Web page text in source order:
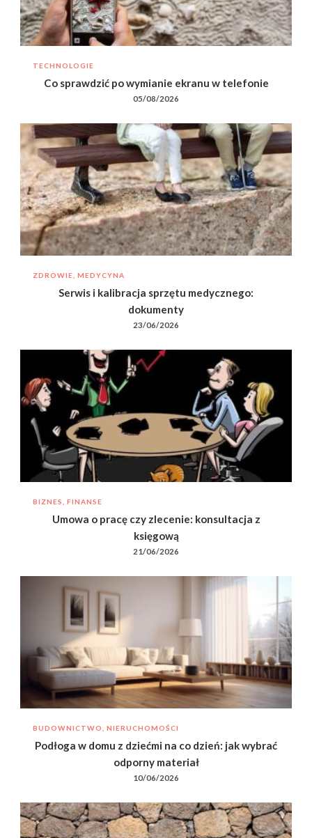
TECHNOLOGIE
Co sprawdzić po wymianie ekranu w telefonie
05/08/2026
ZDROWIE, MEDYCYNA
Serwis i kalibracja sprzętu medycznego:
dokumenty
23/06/2026
BIZNES, FINANSE
Umowa o pracę czy zlecenie: konsultacja z
księgową
21/06/2026
BUDOWNICTWO, NIERUCHOMOŚCI
Podłoga w domu z dziećmi na co dzień: jak wybrać
odporny materiał
10/06/2026